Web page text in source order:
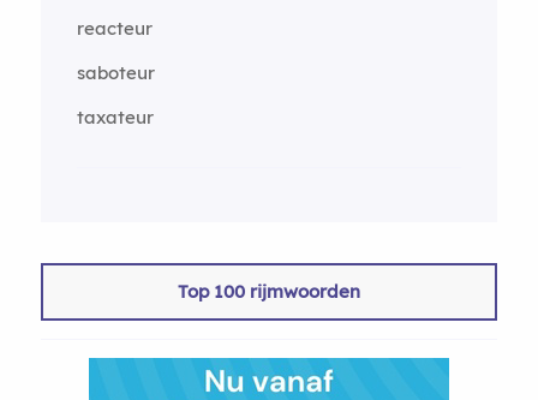
reacteur
saboteur
taxateur
Top 100 rijmwoorden